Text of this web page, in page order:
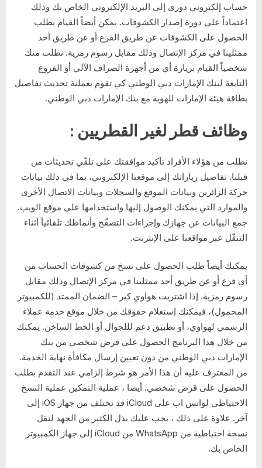
حساب إلكتروني دوري إلى البريد الإلكتروني الخاص بك وذلك
اعتماداً على دورة إصدار الكشوفات. يمكن أيضاً القيام بطلب
الحصول على الكشوفات عن طريق الفرع أو عن طريق أحد
ممثلينا في مركز الإتصال وذلك مقابل رسوم رمزية. نطلب منك
شخصياً القيام بزيارة أي من أجهزة الصراف الآلي أو الفروع
التابعة لبنك الإمارات دبي الوطني كي تقوم بعملية تحديث تفاصيل
بطاقة هيئة الإمارات للهوية مع بنك الإمارات دبي الوطني.
وظائف قطر لغير القطريين :
نطلب من هؤلاء الأفراد تأكيد موافقتك على تلقّي تحديثات من
قبلنا. تفاصيل زياراتك إلى موقعنا الإلكتروني، بما في ذلك بيانات
حركة الزائرين وبيانات الموقع والسجلات وبيانات الاتصال الأخرى
والموارد التي يمكنك الوصول إليها واستخدامها على موقع الويب.
جمع البيانات عن جهازك وإجراءات التصفّح وأنماطك تلقائياً أثناء
التنقّل عبر مواقعنا على الإنترنت.
يمكنك أيضاً طلب الحصول على نسخ من كشوفات الحساب من
أي فرع أو عن طريق أحد ممثلينا في مركز الإتصال وذلك مقابل
رسوم رمزية. إذا اشتريت هواوي كير – الضمان الممتد (للكمبيوتر
المحمول)، فيمكنك إستعلام حقوقك من خلال موقع خدمة عملاء
الرسمي لهواوي، أو تطبيق دعم لللجوال أو الخط الساخن. يمكنك
من خلال هذا البرنامج الحصول على قرض شخصي من بنك
الإمارات دبي الوطني من دون تعيين إرسال مكافأة نهاية الخدمة.
من المعترف عليه أن هذا الأمر هو شرط إلزامي عند التقدم بطلب
الحصول على قرض شخصي. أيضا ، عملية التمكين عملية النسخ
الاحتياطي لواتس اب على iCloud قد تختلف من جهاز iOS إلى
آخر. علاوة على ذلك ، يجب عليك بذل الكثير من الجهد لنقل
نسخة احتياطية من WhatsApp من iCloud إلى جهاز الكمبيوتر
الخاص بك.